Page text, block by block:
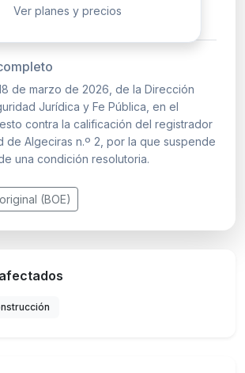
tre…
Ver planes y precios
de marzo de 2026, de la Dirección
Jurídica y Fe Pública, en el
contra la calificación del registrador
de Algeciras n.º 2, por la que suspende
una condición resolutoria.
(BOE)